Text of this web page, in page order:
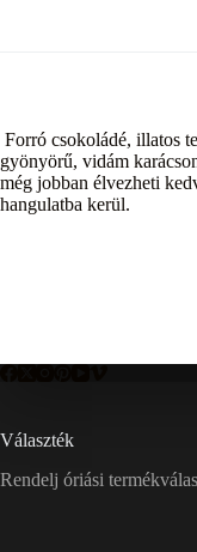
Forró csokoládé, illatos
gyönyörű, vidám
még jobban élvezheti
hangulatba kerül.
Választék
Rendelj óriási